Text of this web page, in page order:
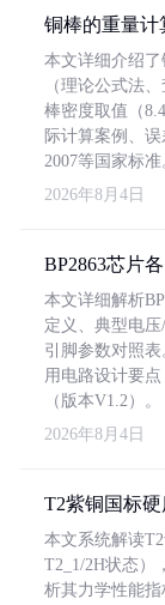
铜棒的重量计
本文详细介绍
（理论公式法
棒密度取值（
际计算案例、
2007等国家标准
2026年8月4日
BP2863芯片
本文详细解析
定义、典型电
引脚参数对照
用电路设计要
（版本V1.2）。
2026年8月4日
T2紫铜国标
本文系统解读
T2_1/2H状态）
析其力学性能